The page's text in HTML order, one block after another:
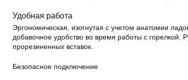
Удобная работа
Эргономическая, изогнутая с учетом анатомии
добавочное удобство во время работы с горелкой.
прорезиненных вставок.
Безопасное подключение